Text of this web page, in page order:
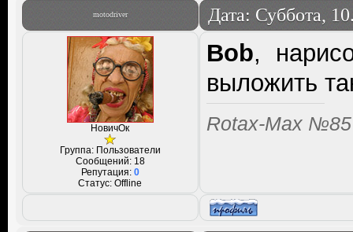
motodriver Дата: Суббота,
НовичОк
Группа: Пользователи
Сообщений: 18
Репутация: 0
Статус:Offline
Bob,
выложить
Rotax-Max №85